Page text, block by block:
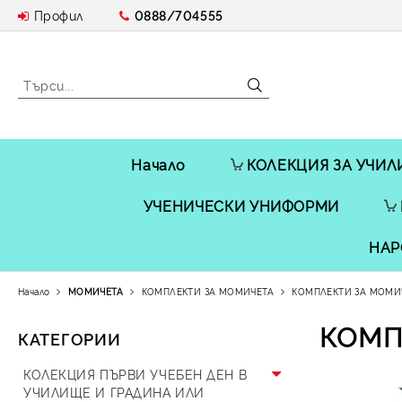
Профил 0888/704555
Начало КОЛЕКЦИЯ ЗА
УЧЕНИЧЕСКИ УНИФОРМИ
КАТЕГОРИИ
КОЛЕКЦИЯ ПЪРВИ УЧЕБЕН ДЕН В
УЧИЛИЩЕ И ГРАДИНА ИЛИ
Начало МОМИЧЕТА КОМПЛЕКТИ ЗА МОМИЧЕТА КОМПЛЕКТИ ЗА